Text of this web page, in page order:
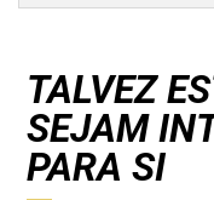
TALVEZ
SEJAM
PARA SI